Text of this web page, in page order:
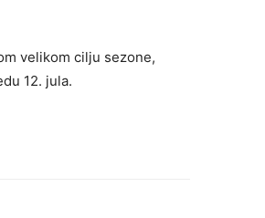
velikom cilju sezone,
12. jula.